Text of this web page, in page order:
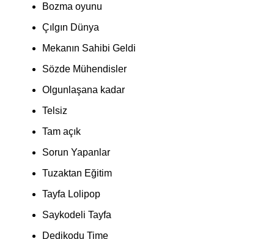
Bozma oyunu
Çılgın Dünya
Mekanın Sahibi Geldi
Sözde Mühendisler
Olgunlaşana kadar
Telsiz
Tam açık
Sorun Yapanlar
Tuzaktan Eğitim
Tayfa Lolipop
Saykodeli Tayfa
Dedikodu Time